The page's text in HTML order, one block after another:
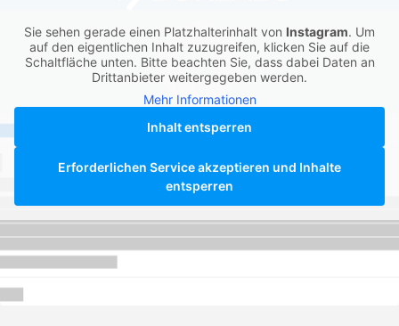
Sie sehen gerade einen Platzhalterinhalt von Instagram. Um
auf den eigentlichen Inhalt zuzugreifen, klicken Sie auf die
Schaltfläche unten. Bitte beachten Sie, dass dabei Daten an
Drittanbieter weitergegeben werden.
Mehr Informationen
Inhalt entsperren
Erforderlichen Service akzeptieren und Inhalte
entsperren